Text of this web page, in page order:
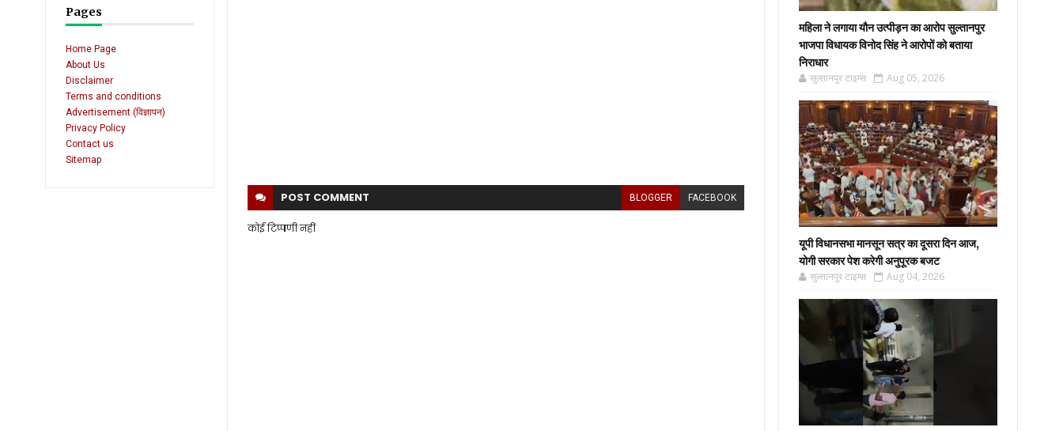
Pages
Home Page
About Us
Disclaimer
Terms and conditions
Advertisement (विज्ञापन)
Privacy Policy
Contact us
Sitemap
POST COMMENT BLOGGER FACEBOOK
कोई टिप्पणी नहीं
महिला ने लगाया यौन उत्पीड़न का आरोप सुल्तानपुर
भाजपा विधायक विनोद सिंह ने आरोपों को बताया
निराधार
सुल्तानपुर टाइम्स Aug 05, 2026
यूपी विधानसभा मानसून सत्र का दूसरा दिन आज,
योगी सरकार पेश करेगी अनुपूरक बजट
सुल्तानपुर टाइम्स Aug 04, 2026